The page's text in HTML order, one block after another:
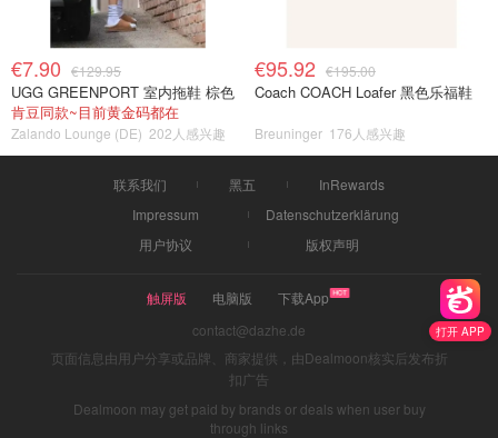
打开 APP
€7.90 €129.95
UGG GREENPORT 室内拖鞋 棕色
肯豆同款~目前黄金码都在
Zalando Lounge (DE) 202人感兴趣
€95.92 €195.00
Coach COACH Loafer 黑色乐福鞋
Breuninger 176人感兴趣
联系我们 黑五
InRewards
Impressum
Datenschutzerklärung
用户协议
版权声明
触屏版 电脑版
下载App
contact@dazhe.de
页面信息由用户分享或品牌、商家提供，由Dealmoon核实后发布折
扣广告
Dealmoon may get paid by brands or deals when user buy
through links